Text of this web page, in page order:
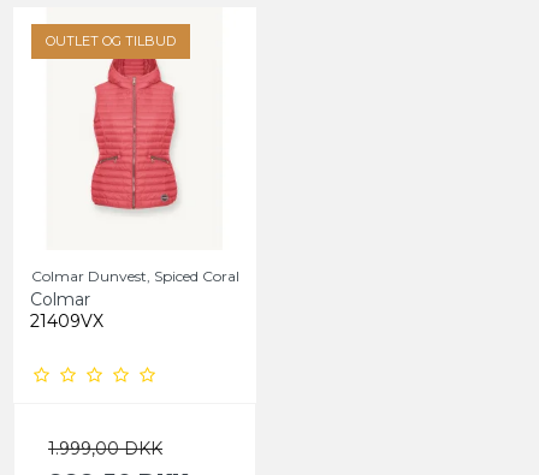
OUTLET OG TILBUD
Colmar Dunvest, Spiced Coral
Colmar
21409VX
1.999,00 DKK